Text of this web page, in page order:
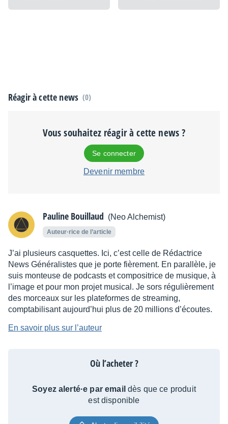
Réagir à cette news (0)
Vous souhaitez réagir à cette news ?
Se connecter
Devenir membre
Pauline Bouillaud (Neo Alchemist)
Auteur·rice de l’article
J’ai plusieurs casquettes. Ici, c’est celle de Rédactrice
News Généralistes que je porte fièrement. En parallèle, je
suis monteuse de podcasts et compositrice de musique, à
l’image et pour mon projet musical. Je sors régulièrement
des morceaux sur les plateformes de streaming,
comptabilisant aujourd’hui plus de 20 millions d’écoutes.
En savoir plus sur l’auteur
Où l’acheter ?
Soyez alerté·e par email dès que ce produit
est disponible